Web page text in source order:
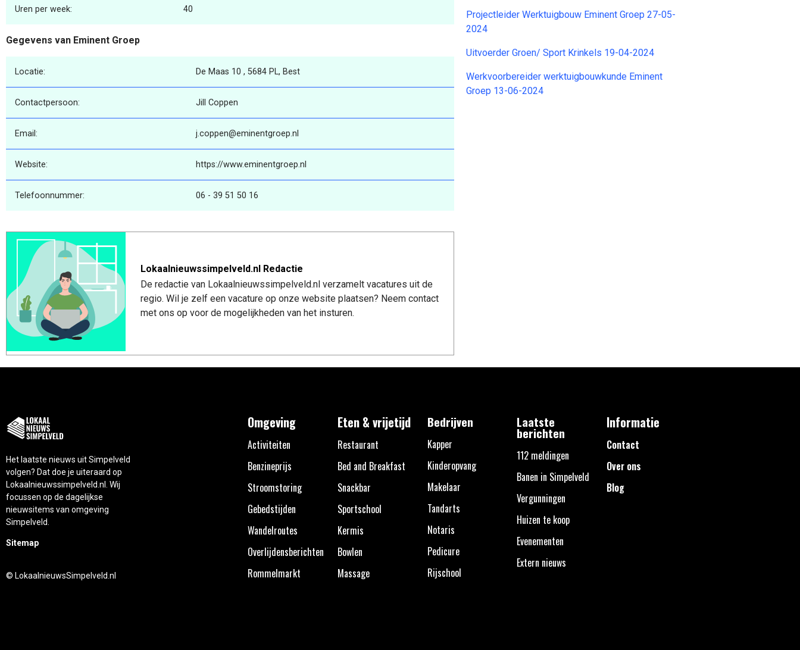
Uren per week: 40
Gegevens van Eminent Groep
Locatie: De Maas 10 , 5684 PL, Best
Contactpersoon: Jill Coppen
Email: j.coppen@eminentgroep.nl
Website: https://www.eminentgroep.nl
Telefoonnummer: 06 - 39 51 50 16
Lokaalnieuwssimpelveld.nl Redactie
De redactie van Lokaalnieuwssimpelveld.nl verzamelt vacatures uit de
regio. Wil je zelf een vacature op onze website plaatsen? Neem contact
met ons op voor de mogelijkheden van het insturen.
Projectleider Werktuigbouw Eminent Groep 27-05-
2024
Uitvoerder Groen/ Sport Krinkels 19-04-2024
Werkvoorbereider werktuigbouwkunde Eminent
Groep 13-06-2024
Het laatste nieuws uit Simpelveld
volgen? Dat doe je uiteraard op
Lokaalnieuwssimpelveld.nl. Wij
focussen op de dagelijkse
nieuwsitems van omgeving
Simpelveld.
Sitemap
© LokaalnieuwsSimpelveld.nl
Omgeving
Activiteiten
Benzineprijs
Stroomstoring
Gebedstijden
Wandelroutes
Overlijdensberichten
Rommelmarkt
Eten & vrijetijd
Restaurant
Bed and Breakfast
Snackbar
Sportschool
Kermis
Bowlen
Massage
Bedrijven
Kapper
Kinderopvang
Makelaar
Tandarts
Notaris
Pedicure
Rijschool
Laatste
berichten
112 meldingen
Banen in Simpelveld
Vergunningen
Huizen te koop
Evenementen
Extern nieuws
Informatie
Contact
Over ons
Blog